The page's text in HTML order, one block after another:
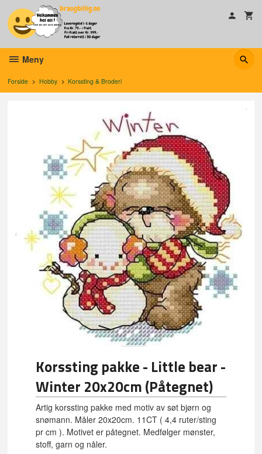
innholdet
Meny
Forside Hobby Korssting & Broderi
Korssting pakke - Little bear -
Winter 20x20cm (Påtegnet)
Artig korssting pakke med motiv av søt bjørn og
snømann. Måler 20x20cm. 11CT ( 4,4 ruter/sting
pr cm ). Motivet er påtegnet. Medfølger mønster,
stoff, garn og nåler.